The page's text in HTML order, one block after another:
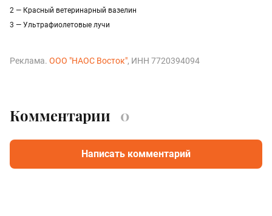
2 — Красный ветеринарный вазелин
3 — Ультрафиолетовые лучи
Реклама. ООО "НАОС Восток", ИНН 7720394094
Комментарии 0
Написать комментарий